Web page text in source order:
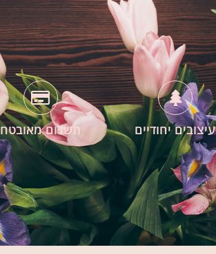
עיצובים יחודיים תשלום מאובטח